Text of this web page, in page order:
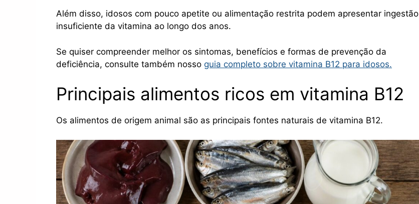
Além disso, idosos com pouco apetite ou alimentação restrita podem apresentar ingestão
insuficiente da vitamina ao longo dos anos.
Se quiser compreender melhor os sintomas, benefícios e formas de prevenção da
deficiência, consulte também nosso guia completo sobre vitamina B12 para idosos.
Principais alimentos ricos em vitamina B12
Os alimentos de origem animal são as principais fontes naturais de vitamina B12.